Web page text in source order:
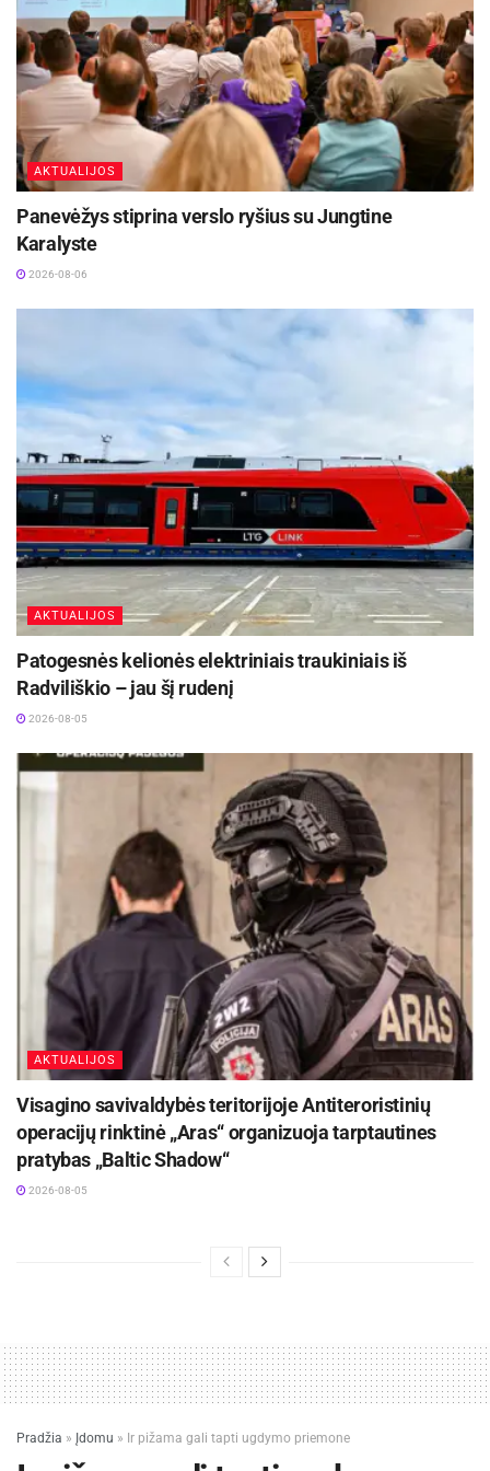
vieniems kitus. Kviečiami ir tie tėvai, kurių vaikai
jau yra pilnamečiai.
Šaltinis: Biržų rajono savivaldybė
AKTUALIJOS
Panevėžys stiprina verslo ryšius su Jungtine
Karalyste
2026-08-06
AKTUALIJOS
Patogesnės kelionės elektriniais traukiniais iš
Radviliškio – jau šį rudenį
2026-08-05
AKTUALIJOS
Visagino savivaldybės teritorijoje Antiteroristinių
operacijų rinktinė „Aras“ organizuoja tarptautines
pratybas „Baltic Shadow“
2026-08-05
Pradžia » Įdomu » Ir pižama gali tapti ugdymo priemone